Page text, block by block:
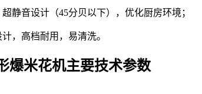
静音设计（45分贝以下），优化厨房环境；
，高档耐用，易清洗。
爆米花机主要技术参数